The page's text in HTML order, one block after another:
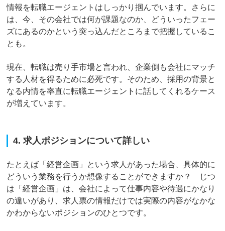
情報を転職エージェントはしっかり掴んでいます。さらに
は、今、その会社では何が課題なのか、どういったフェー
ズにあるのかという突っ込んだところまで把握しているこ
とも。
現在、転職は売り手市場と言われ、企業側も会社にマッチ
する人材を得るために必死です。そのため、採用の背景と
なる内情を率直に転職エージェントに話してくれるケース
が増えています。
4. 求人ポジションについて詳しい
たとえば「経営企画」という求人があった場合、具体的に
どういう業務を行うか想像することができますか？ じつ
は「経営企画」は、会社によって仕事内容や待遇にかなり
の違いがあり、求人票の情報だけでは実際の内容がなかな
かわからないポジションのひとつです。